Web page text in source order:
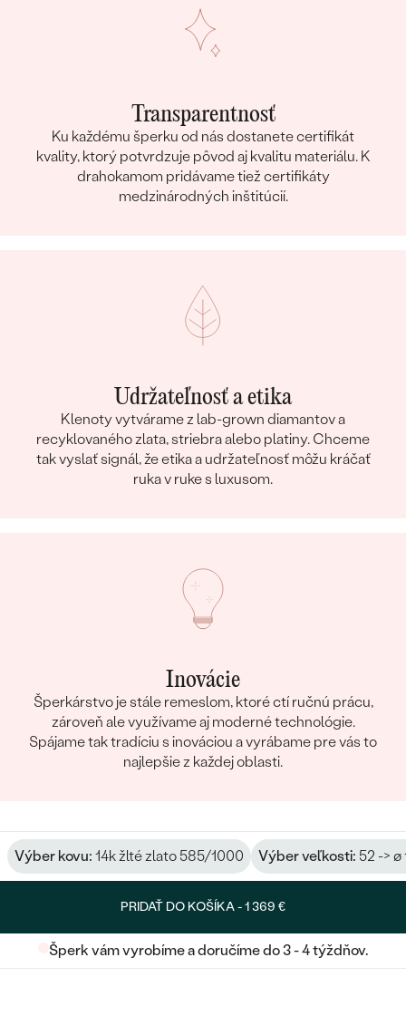
Transparentnosť
Ku každému šperku od nás dostanete certifikát
kvality, ktorý potvrdzuje pôvod aj kvalitu materiálu. K
drahokamom pridávame tiež certifikáty
medzinárodných inštitúcií.
Udržateľnosť a etika
Klenoty vytvárame z lab-grown diamantov a
recyklovaného zlata, striebra alebo platiny. Chceme
tak vyslať signál, že etika a udržateľnosť môžu kráčať
ruka v ruke s luxusom.
Inovácie
Šperkárstvo je stále remeslom, ktoré ctí ručnú prácu,
zároveň ale využívame aj moderné technológie.
Spájame tak tradíciu s inováciou a vyrábame pre vás to
najlepšie z každej oblasti.
Výber kovu: 14k žlté zlato 585/1000 Výber veľkosti: 52 -> ø
PRIDAŤ DO KOŠÍKA -1 369 €
Šperk vám vyrobíme a doručíme do 3 - 4 týždňov.